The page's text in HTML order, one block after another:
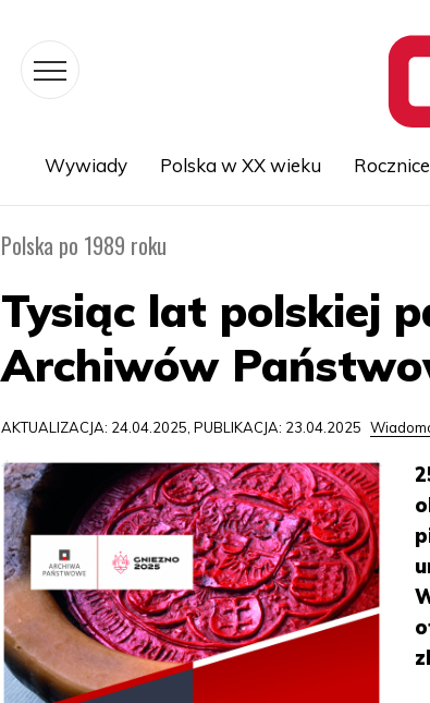
Wywiady Polska w XX wieku Rocznice
Polska po 1989 roku
Tysiąc lat polskiej
Archiwów
AKTUALIZACJA: 24.04.2025, PUBLIKACJA: 23.04.2025